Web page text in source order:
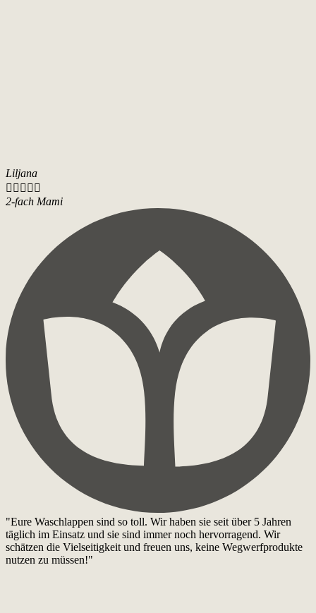
Liljana
    
2-fach Mami
"Eure Waschlappen sind so toll. Wir haben sie seit über 5 Jahren
täglich im Einsatz und sie sind immer noch hervorragend. Wir
schätzen die Vielseitigkeit und freuen uns, keine Wegwerfprodukte
nutzen zu müssen!"